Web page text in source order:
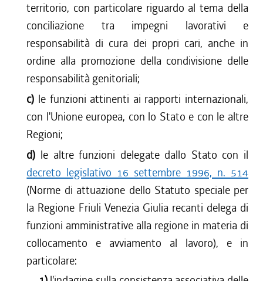
territorio, con particolare riguardo al tema della
conciliazione tra impegni lavorativi e
responsabilità di cura dei propri cari, anche in
ordine alla promozione della condivisione delle
responsabilità genitoriali;
c) le funzioni attinenti ai rapporti internazionali,
con l'Unione europea, con lo Stato e con le altre
Regioni;
d) le altre funzioni delegate dallo Stato con il
decreto legislativo 16 settembre 1996, n. 514
(Norme di attuazione dello Statuto speciale per
la Regione Friuli Venezia Giulia recanti delega di
funzioni amministrative alla regione in materia di
collocamento e avviamento al lavoro), e in
particolare: